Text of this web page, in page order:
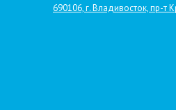
690106, г. Владивосток, пр-т